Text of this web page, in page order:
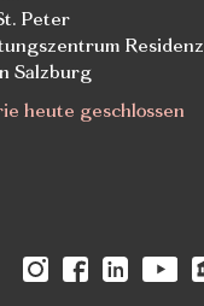
Peter
Residenz
Salzburg
heute geschlossen